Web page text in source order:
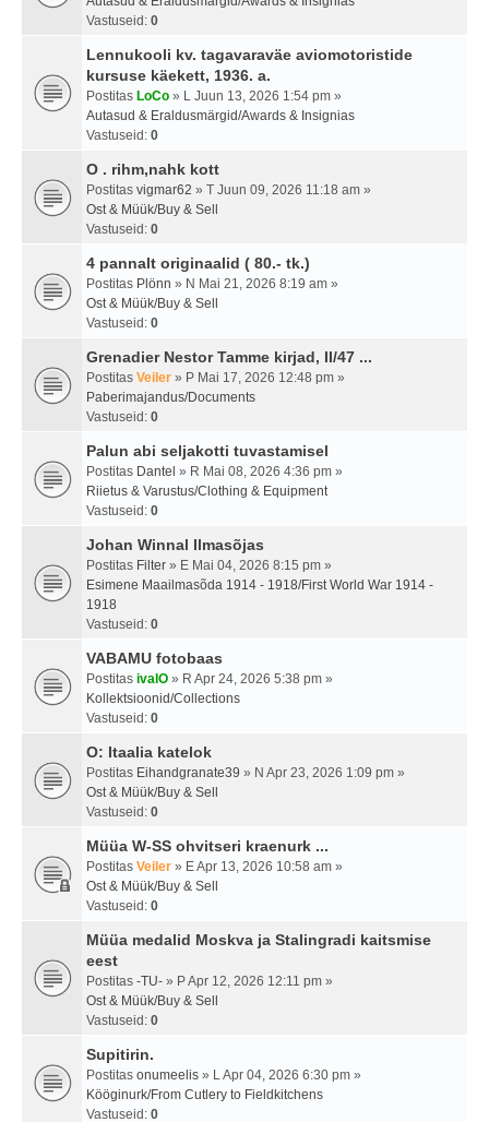
Vastuseid: 0
Lennukooli kv. tagavaraväe aviomotoristide
kursuse käekett, 1936. a.
Postitas LoCo » L Juun 13, 2026 1:54 pm »
Autasud & Eraldusmärgid/Awards & Insignias
Vastuseid: 0
O . rihm,nahk kott
Postitas vigmar62 » T Juun 09, 2026 11:18 am »
Ost & Müük/Buy & Sell
Vastuseid: 0
4 pannalt originaalid ( 80.- tk.)
Postitas Plönn » N Mai 21, 2026 8:19 am »
Ost & Müük/Buy & Sell
Vastuseid: 0
Grenadier Nestor Tamme kirjad, II/47 ...
Postitas Veiler » P Mai 17, 2026 12:48 pm »
Paberimajandus/Documents
Vastuseid: 0
Palun abi seljakotti tuvastamisel
Postitas Dantel » R Mai 08, 2026 4:36 pm »
Riietus & Varustus/Clothing & Equipment
Vastuseid: 0
Johan Winnal Ilmasõjas
Postitas Filter » E Mai 04, 2026 8:15 pm »
Esimene Maailmasõda 1914 - 1918/First World War 1914 -
1918
Vastuseid: 0
VABAMU fotobaas
Postitas ivalO » R Apr 24, 2026 5:38 pm »
Kollektsioonid/Collections
Vastuseid: 0
O: Itaalia katelok
Postitas Eihandgranate39 » N Apr 23, 2026 1:09 pm »
Ost & Müük/Buy & Sell
Vastuseid: 0
Müüa W-SS ohvitseri kraenurk ...
Postitas Veiler » E Apr 13, 2026 10:58 am »
Ost & Müük/Buy & Sell
Vastuseid: 0
Müüa medalid Moskva ja Stalingradi kaitsmise
eest
Postitas -TU- » P Apr 12, 2026 12:11 pm »
Ost & Müük/Buy & Sell
Vastuseid: 0
Supitirin.
Postitas onumeelis » L Apr 04, 2026 6:30 pm »
Kööginurk/From Cutlery to Fieldkitchens
Vastuseid: 0